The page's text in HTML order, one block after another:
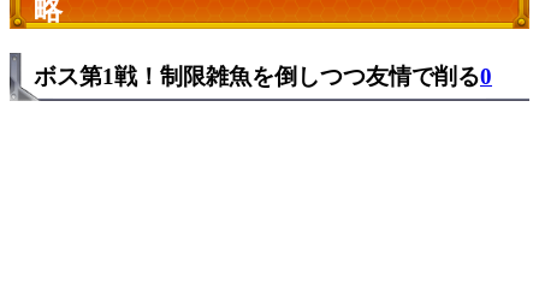
略
ボス第1戦！制限雑魚を倒しつつ友情で削る0